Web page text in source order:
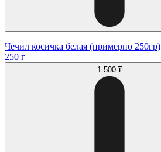
Чечил косичка белая (примерно 250гр)
250 г
1 500 ₸